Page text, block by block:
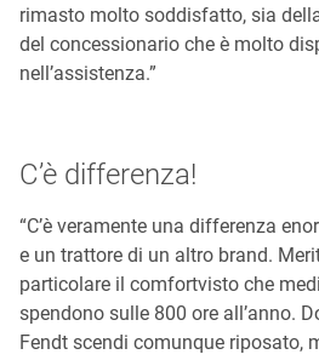
rimasto molto soddisfatto, sia
del concessionario che è molto
nell’assistenza.”
C’è differenza!
“C’è veramente una differenza
e un trattore di un altro brand.
particolare il comfortvisto che
spendono sulle 800 ore all’anno.
Fendt scendi comunque riposato,